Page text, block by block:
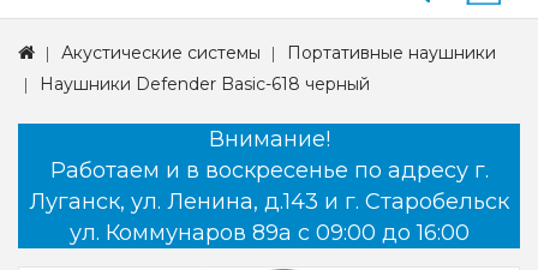
Акустические системы
Портативные наушники
Наушники Defender Basic-618 черный
Внимание!
Работаем и в воскресенье по адресу г.
Луганск, ул. Ленина, д.143 и г. Старобельск
ул. Коммунаров 89а с 09:00 до 16:00